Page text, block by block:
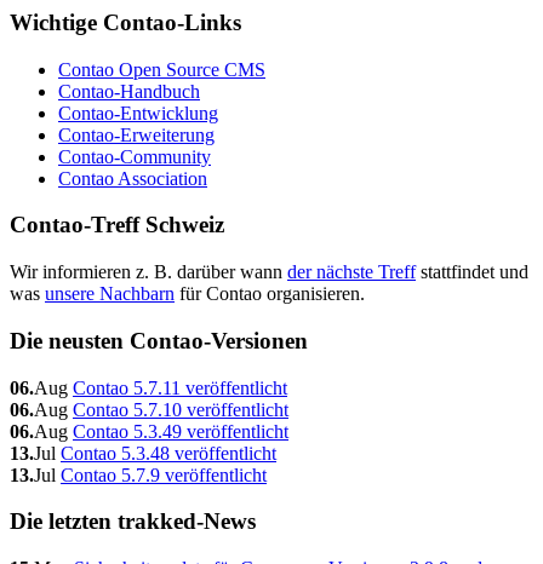
Wichtige Contao-Links
Contao Open Source CMS
Contao-Handbuch
Contao-Entwicklung
Contao-Erweiterung
Contao-Community
Contao Association
Contao-Treff Schweiz
Wir informieren z. B. darüber wann der nächste Treffstattfindet und
was unsere Nachbarn für Contao organisieren.
Die neusten Contao-Versionen
06.Aug Contao 5.7.11 veröffentlicht
06.Aug Contao 5.7.10 veröffentlicht
06.Aug Contao 5.3.49 veröffentlicht
13.Jul Contao 5.3.48 veröffentlicht
13.Jul Contao 5.7.9 veröffentlicht
Die letzten trakked-News